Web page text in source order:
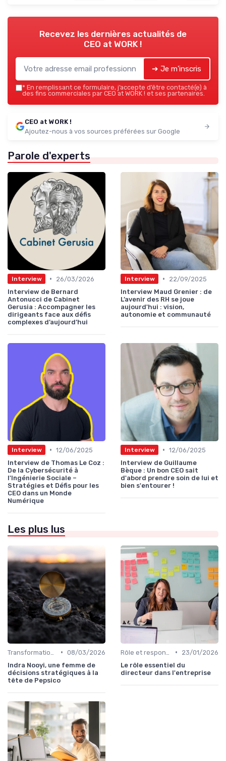
Recevez les dernières actualités de
CEO at WORK !
➔ Je m'inscris
* En remplissant ce formulaire, j’accepte d’être contacté(e) à
des fins commerciales par CEO at WORK ! et ses partenaires.
CEO at WORK !
Ajoutez-nous à vos sources préférées sur Google
Parole d'experts
Interview •
26/03/2026
Interview de Bernard
Antonucci de Cabinet
Gerusia : Accompagner les
dirigeants face aux défis
complexes d’aujourd’hui
Interview •
22/09/2025
Interview Maud Grenier : de
L’avenir des RH se joue
aujourd'hui : vision,
autonomie et communauté
Interview • 12/06/2025
Interview de Thomas Le Coz :
De la Cybersécurité à
l'Ingénierie Sociale –
Stratégies et Défis pour les
CEO dans un Monde
Numérique
Interview • 12/06/2025
Interview de Guillaume
Bèque : Un bon CEO sait
d'abord prendre soin de lui et
bien s'entourer !
Les plus lus
• 08/03/2026
Indra Nooyi, une femme de
décisions stratégiques à la
tête de Pepsico
•
23/01/2026
Le rôle essentiel du
directeur dans l'entreprise